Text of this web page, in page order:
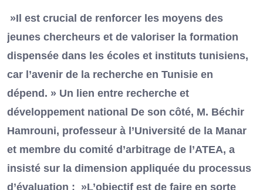
»Il est crucial de renforcer les moyens des
jeunes chercheurs et de valoriser la formation
dispensée dans les écoles et instituts tunisiens,
car l’avenir de la recherche en Tunisie en
dépend. » Un lien entre recherche et
développement national De son côté, M. Béchir
Hamrouni, professeur à l’Université de la Manar
et membre du comité d’arbitrage de l’ATEA, a
insisté sur la dimension appliquée du processus
d’évaluation : »L’objectif est de faire en sorte